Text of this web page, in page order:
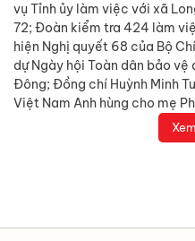
vụ Tỉnh ủy làm việc với xã
72; Đoàn kiểm tra 424 làm
hiện Nghị quyết 68 của Bộ
dự Ngày hội Toàn dân bảo vệ
Đông; Đồng chí Huỳnh Minh
Việt Nam Anh hùng cho mẹ